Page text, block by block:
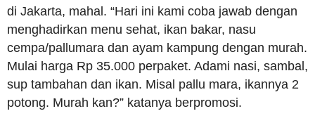
di Jakarta, mahal. “Hari ini kami coba jawab dengan
menghadirkan menu sehat, ikan bakar, nasu
cempa/pallumara dan ayam kampung dengan murah.
Mulai harga Rp 35.000 perpaket. Adami nasi, sambal,
sup tambahan dan ikan. Misal pallu mara, ikannya 2
potong. Murah kan?” katanya berpromosi.